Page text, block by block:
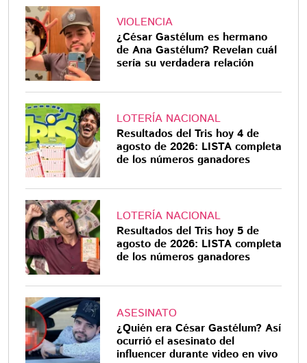
VIOLENCIA
¿César Gastélum es hermano
de Ana Gastélum? Revelan cuál
sería su verdadera relación
LOTERÍA NACIONAL
Resultados del Tris hoy 4 de
agosto de 2026: LISTA completa
de los números ganadores
LOTERÍA NACIONAL
Resultados del Tris hoy 5 de
agosto de 2026: LISTA completa
de los números ganadores
ASESINATO
¿Quién era César Gastélum? Así
ocurrió el asesinato del
influencer durante video en vivo